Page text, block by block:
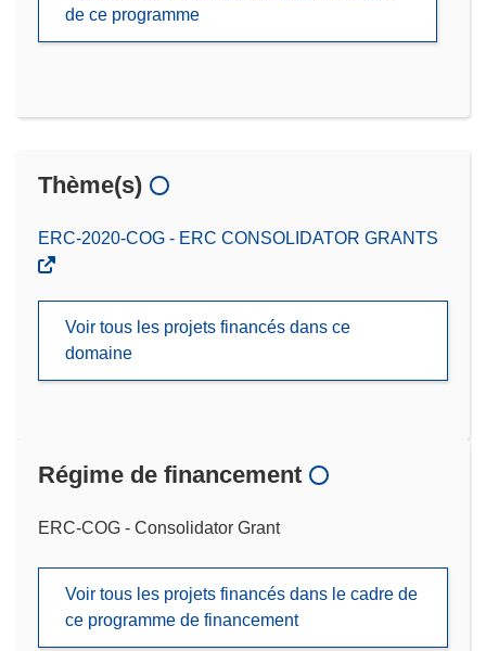
de ce programme
Thème(s)
ERC-2020-COG - ERC CONSOLIDATOR GRANTS
Voir tous les projets financés dans ce
domaine
Régime de financement
ERC-COG - Consolidator Grant
Voir tous les projets financés dans le cadre de
ce programme de financement